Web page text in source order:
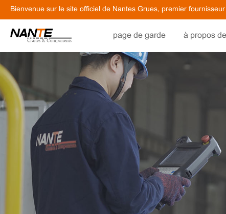
Bienvenue sur le site officiel de Nantes Grues, premier
page de garde à propos